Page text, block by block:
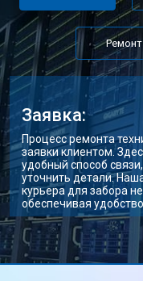
Ремонт
Заявка:
Процесс ремонта
заявки клиентом.
удобный способ
уточнить детали.
курьера для забора
обеспечивая